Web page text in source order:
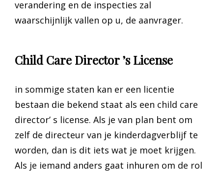
verandering en de inspecties zal
waarschijnlijk vallen op u, de aanvrager.
Child Care Director ’s License
in sommige staten kan er een licentie
bestaan die bekend staat als een child care
director’ s license. Als je van plan bent om
zelf de directeur van je kinderdagverblijf te
worden, dan is dit iets wat je moet krijgen.
Als je iemand anders gaat inhuren om de rol